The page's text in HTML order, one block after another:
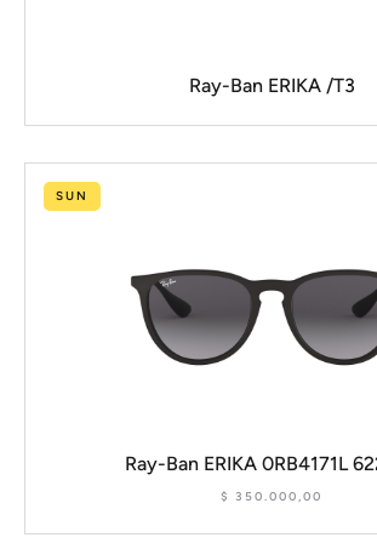
Ray-Ban ERIKA /T3
SUN
Ray-Ban ERIKA 0RB4171L
$ 350.000,00